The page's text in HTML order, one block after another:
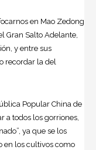
en Mao Zedong
Gran Salto Adelante,
y entre sus
recordar la del
Popular China de
a todos los gorriones,
ya que se los
en los cultivos como